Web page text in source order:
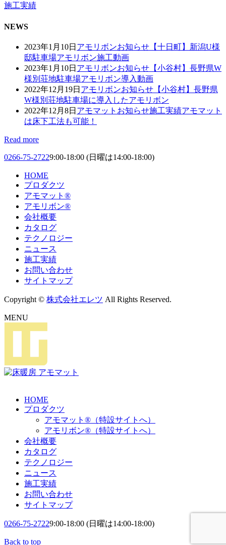
施工実績
NEWS
2023年1月10日 アモリボンお知らせ 【十日町】新潟U様
邸駐車場アモリボン施工動画
2023年1月10日 アモリボンお知らせ 【小谷村】長野県W
様別荘地駐車場アモリボン導入動画
2022年12月19日 アモリボンお知らせ 【小谷村】長野県
W様別荘地駐車場に導入したアモリボン
2022年12月8日 アモマット お知らせ施工実績アモマット
は床下工法も可能！
Read more
0266-75-27229:00-18:00 (日曜は14:00-18:00)
HOME
プロダクツ
アモマット®
アモリボン®
会社概要
カタログ
テクノロジー
ニュース
施工実績
お問い合わせ
サイトマップ
Copyright © 株式会社エレツ All Rights Reserved.
MENU
HOME
プロダクツ
アモマット®（特設サイトへ）
アモリボン®（特設サイトへ）
会社概要
カタログ
テクノロジー
ニュース
施工実績
お問い合わせ
サイトマップ
0266-75-27229:00-18:00 (日曜は14:00-18:00)
Back to top